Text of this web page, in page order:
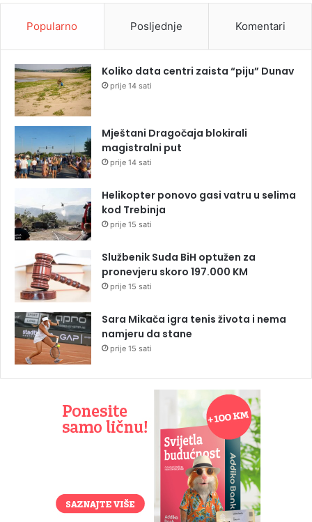
Popularno Posljednje Komentari
Koliko data centri zaista “piju” Dunav
prije 14 sati
Mještani Dragočaja blokirali
magistralni put
prije 14 sati
Helikopter ponovo gasi vatru u selima
kod Trebinja
prije 15 sati
Službenik Suda BiH optužen za
pronevjeru skoro 197.000 KM
prije 15 sati
Sara Mikača igra tenis života i nema
namjeru da stane
prije 15 sati